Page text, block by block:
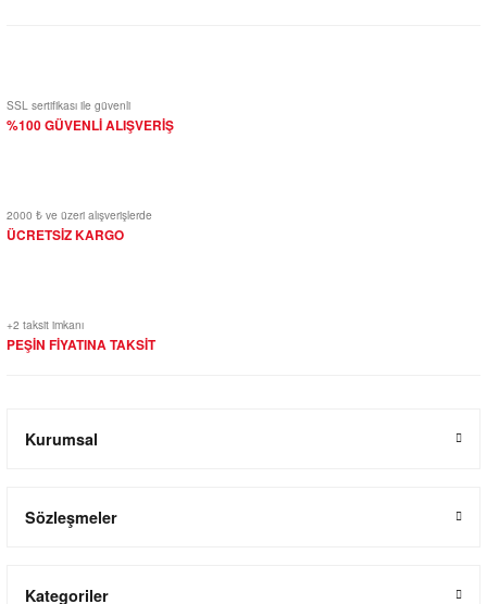
SSL sertifikası ile güvenli
%100 GÜVENLİ ALIŞVERİŞ
2000 ₺ ve üzeri alışverişlerde
ÜCRETSİZ KARGO
+2 taksit imkanı
PEŞİN FİYATINA TAKSİT
Kurumsal
Sözleşmeler
Kategoriler